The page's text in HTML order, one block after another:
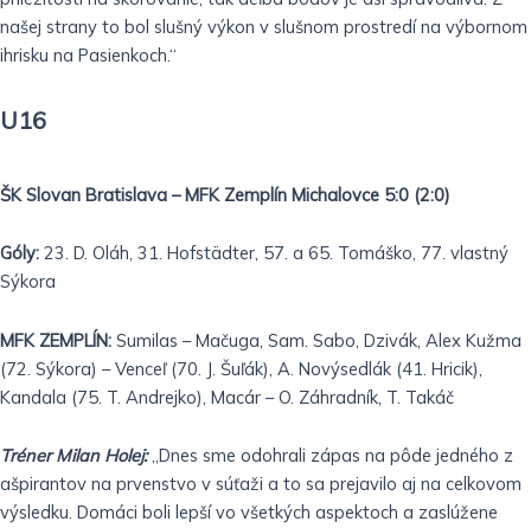
našej strany to bol slušný výkon v slušnom prostredí na výbornom
ihrisku na Pasienkoch.“
U16
ŠK Slovan Bratislava – MFK Zemplín Michalovce 5:0 (2:0)
Góly: 23. D. Oláh, 31. Hofstädter, 57. a 65. Tomáško, 77. vlastný
Sýkora
MFK ZEMPLÍN: Sumilas – Mačuga, Sam. Sabo, Dzivák, Alex Kužma
(72. Sýkora) – Venceľ (70. J. Šuľák), A. Novýsedlák (41. Hricik),
Kandala (75. T. Andrejko), Macár – O. Záhradník, T. Takáč
Tréner Milan Holej:„Dnes sme odohrali zápas na pôde jedného z
ašpirantov na prvenstvo v súťaži a to sa prejavilo aj na celkovom
výsledku. Domáci boli lepší vo všetkých aspektoch a zaslúžene